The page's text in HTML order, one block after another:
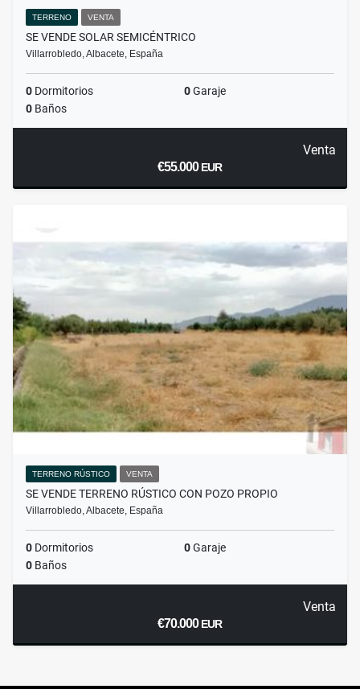
TERRENO VENTA
SE VENDE SOLAR SEMICÉNTRICO
Villarrobledo, Albacete, España
0 Dormitorios 0Garaje
0 Baños
Venta
€55.000EUR
TERRENO RÚSTICO VENTA
SE VENDE TERRENO RÚSTICO CON POZO PROPIO
Villarrobledo, Albacete, España
0 Dormitorios 0Garaje
0 Baños
Venta
€70.000EUR